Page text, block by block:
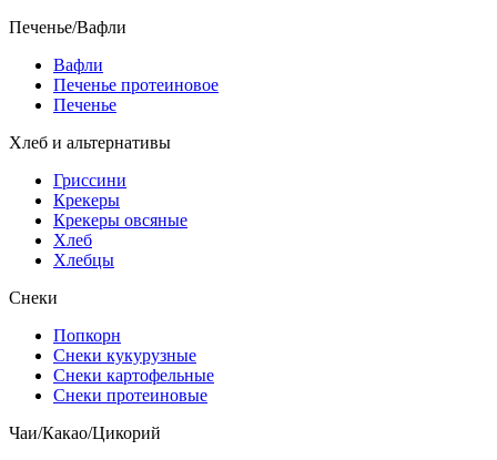
Печенье/Вафли
Вафли
Печенье протеиновое
Печенье
Хлеб и альтернативы
Гриссини
Крекеры
Крекеры овсяные
Хлеб
Хлебцы
Снеки
Попкорн
Снеки кукурузные
Снеки картофельные
Снеки протеиновые
Чаи/Какао/Цикорий